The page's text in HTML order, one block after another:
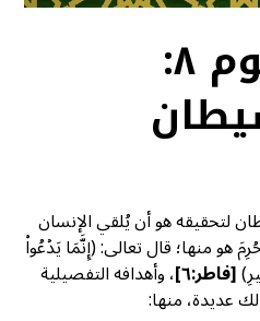
١٢٤ – مفهوم ٨:
لتحقيقه هو أن يُلقي الإنسان
هو منها؛ قال تعالى: (إِنَّمَا يَدۡعُواْ
[فاطر:٦] ، وأهدافه التفصيلية
عديدة، منها: